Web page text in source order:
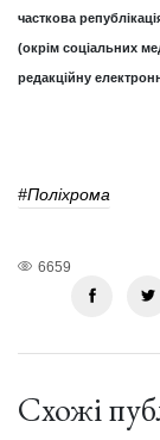
часткова
(окрім соціальних
редакційну
#Поліхрома
6659
Схожі